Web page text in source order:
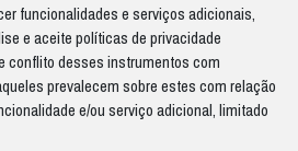
funcionalidades e serviços adicionais,
e aceite políticas de privacidade
conflito desses instrumentos com
prevalecem sobre estes com relação
e/ou serviço adicional, limitado